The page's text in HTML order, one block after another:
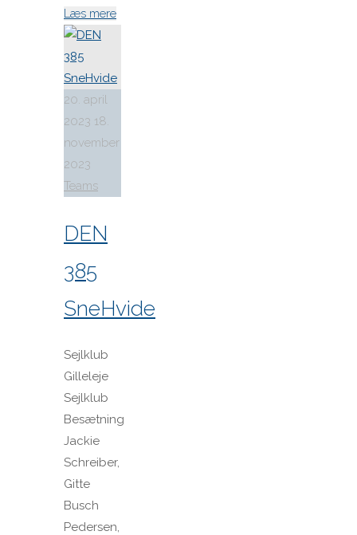
Læs mere"Indkaldelse
i
Bådssejlere"
20. april
2023 18.
november
2023
Teams
DEN
385
SneHvide
Sejlklub
Gilleleje
Sejlklub
Besætning
Jackie
Schreiber,
Gitte
Busch
Pedersen,